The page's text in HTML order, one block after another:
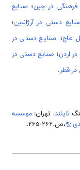
در چین؛ صنایع
دستی در آرژانتین؛
عاج؛ صنایع دستی در
اردن؛ صنایع دستی در
قطر.
تایلند. تهران: موسسه
،ص.262-265.